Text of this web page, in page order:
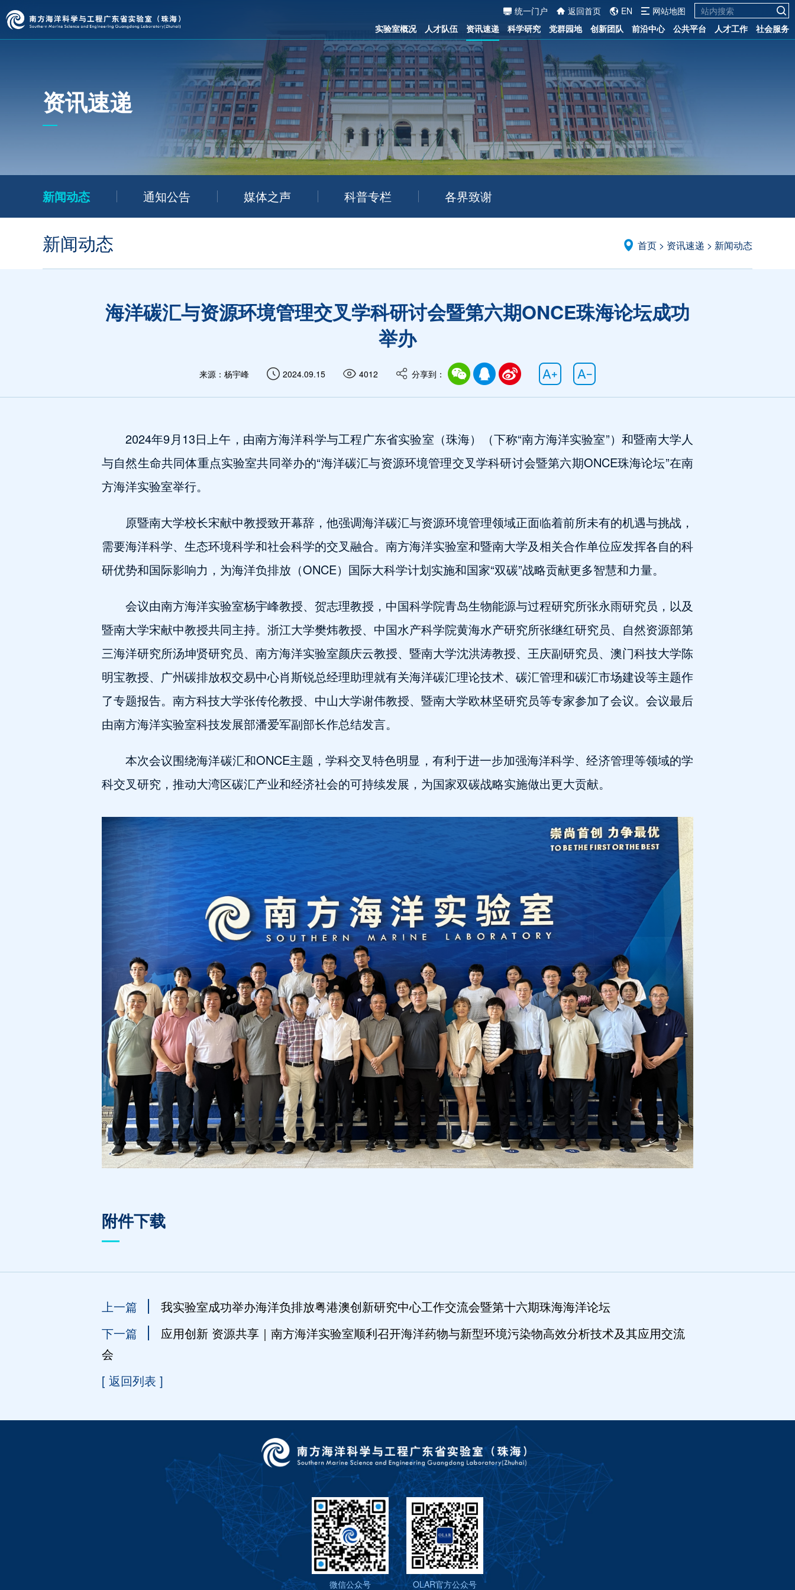
统一门户 返回首页 EN
网站地图
实验室概况
人才队伍 资讯速递 科学研究 党群园地 创新团队 前沿中心 公共平台 人才工作 社会服务
资讯速递
新闻动态 通知公告 媒体之声 科普专栏 各界致谢
新闻动态 首页 > 资讯速递 > 新闻动态
海洋碳汇与资源环境管理交叉学科研讨会暨第六期ONCE珠海论坛成功
举办
来源：杨宇峰 2024.09.15 4012 分享到：
2024年9月13日上午，由南方海洋科学与工程广东省实验室（珠海）（下称“南方海洋实验室”）和暨南大学人
与自然生命共同体重点实验室共同举办的“海洋碳汇与资源环境管理交叉学科研讨会暨第六期ONCE珠海论坛”在南
方海洋实验室举行。
原暨南大学校长宋献中教授致开幕辞，他强调海洋碳汇与资源环境管理领域正面临着前所未有的机遇与挑战，
需要海洋科学、生态环境科学和社会科学的交叉融合。南方海洋实验室和暨南大学及相关合作单位应发挥各自的科
研优势和国际影响力，为海洋负排放（ONCE）国际大科学计划实施和国家“双碳”战略贡献更多智慧和力量。
会议由南方海洋实验室杨宇峰教授、贺志理教授，中国科学院青岛生物能源与过程研究所张永雨研究员，以及
暨南大学宋献中教授共同主持。浙江大学樊炜教授、中国水产科学院黄海水产研究所张继红研究员、自然资源部第
三海洋研究所汤坤贤研究员、南方海洋实验室颜庆云教授、暨南大学沈洪涛教授、王庆副研究员、澳门科技大学陈
明宝教授、广州碳排放权交易中心肖斯锐总经理助理就有关海洋碳汇理论技术、碳汇管理和碳汇市场建设等主题作
了专题报告。南方科技大学张传伦教授、中山大学谢伟教授、暨南大学欧林坚研究员等专家参加了会议。会议最后
由南方海洋实验室科技发展部潘爱军副部长作总结发言。
本次会议围绕海洋碳汇和ONCE主题，学科交叉特色明显，有利于进一步加强海洋科学、经济管理等领域的学
科交叉研究，推动大湾区碳汇产业和经济社会的可持续发展，为国家双碳战略实施做出更大贡献。
附件下载
上一篇
我实验室成功举办海洋负排放粤港澳创新研究中心工作交流会暨第十六期珠海海洋论坛
下一篇
应用创新 资源共享｜南方海洋实验室顺利召开海洋药物与新型环境污染物高效分析技术及其应用交流
会
[ 返回列表 ]
微信公众号 OLAR官方公众号